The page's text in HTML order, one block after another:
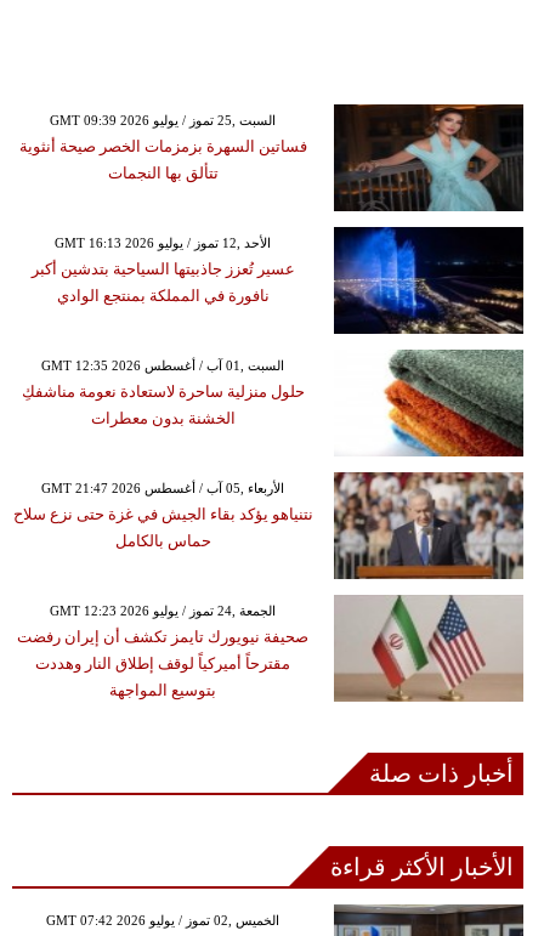
GMT 09:39 2026 السبت ,25 تموز / يوليو
فساتين السهرة بزمزمات الخصر صيحة أنثوية
تتألق بها النجمات
GMT 16:13 2026 الأحد ,12 تموز / يوليو
عسير تُعزز جاذبيتها السياحية بتدشين أكبر
نافورة في المملكة بمنتجع الوادي
GMT 12:35 2026 السبت ,01 آب / أغسطس
حلول منزلية ساحرة لاستعادة نعومة مناشفكِ
الخشنة بدون معطرات
GMT 21:47 2026 الأربعاء ,05 آب / أغسطس
نتنياهو يؤكد بقاء الجيش في غزة حتى نزع سلاح
حماس بالكامل
GMT 12:23 2026 الجمعة ,24 تموز / يوليو
صحيفة نيويورك تايمز تكشف أن إيران رفضت
مقترحاً أميركياً لوقف إطلاق النار وهددت
بتوسيع المواجهة
أخبار ذات صلة
الأخبار الأكثر قراءة
GMT 07:42 2026 الخميس ,02 تموز / يوليو